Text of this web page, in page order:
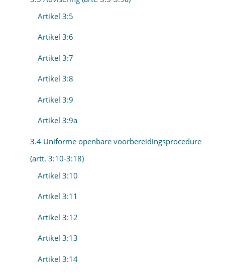
Artikel 3:5
Artikel 3:6
Artikel 3:7
Artikel 3:8
Artikel 3:9
Artikel 3:9a
3.4 Uniforme openbare voorbereidingsprocedure
(artt. 3:10-3:18)
Artikel 3:10
Artikel 3:11
Artikel 3:12
Artikel 3:13
Artikel 3:14